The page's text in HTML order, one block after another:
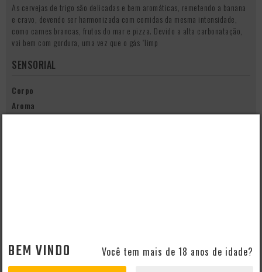
As cervejas de trigo são delicadas e bem aromáticas, remetendo a banana
e cravo, devendo ser harmonizada com comidas da mesma intensidade,
como carnes brancas, frutos do mar e pizza. Devido a alta carbonatação,
vai bem com gordura, uma vez que o gás "limp
SENSORIAL
Corpo
Aroma
BEM VINDO Você tem mais de 18 anos de idade?